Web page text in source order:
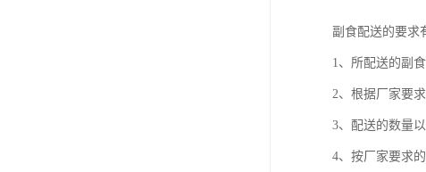
副食配送的要求
1、所配送的副
2、根据厂家要
3、配送的数量
4、按厂家要求